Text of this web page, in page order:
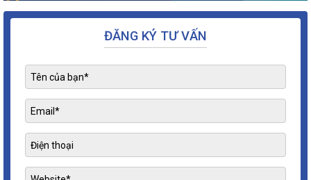
ĐĂNG KÝ TƯ VẤN